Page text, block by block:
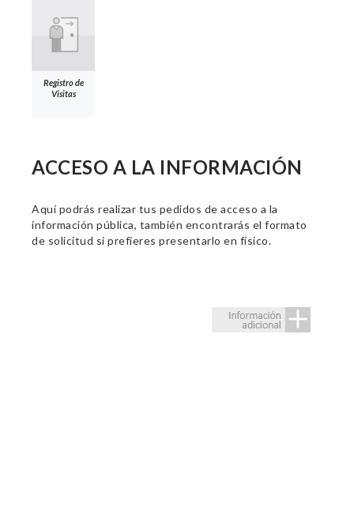
Registro de
Visitas
ACCESO A LA INFORMACIÓN
Aquí podrás realizar tus pedidos de acceso a la
información pública, también encontrarás el formato
de solicitud si prefieres presentarlo en físico.